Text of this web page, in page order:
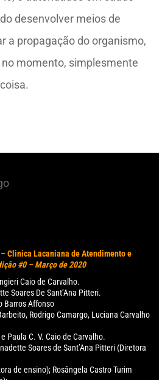
desenvolver meios de
a propagação do organismo,
momento, simplesmente
Clinica Lacaniana de Atendimento e
#0 – Março de 2020
Caio de Carvalho.
Soares De Sant’Ana Pitteri.
Barros Affonso
Rodrigo Camargo, Luciana Carvalho
Paula C. V. Caio de Carvalho.
Soares de Sant’Ana Pitteri (Diretora
de ensino); Rosângela Castro Turim